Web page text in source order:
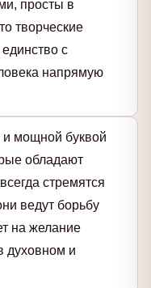
просты в
творческие
с
напрямую
мощной буквой
обладают
стремятся
ведут борьбу
на желание
духовном и